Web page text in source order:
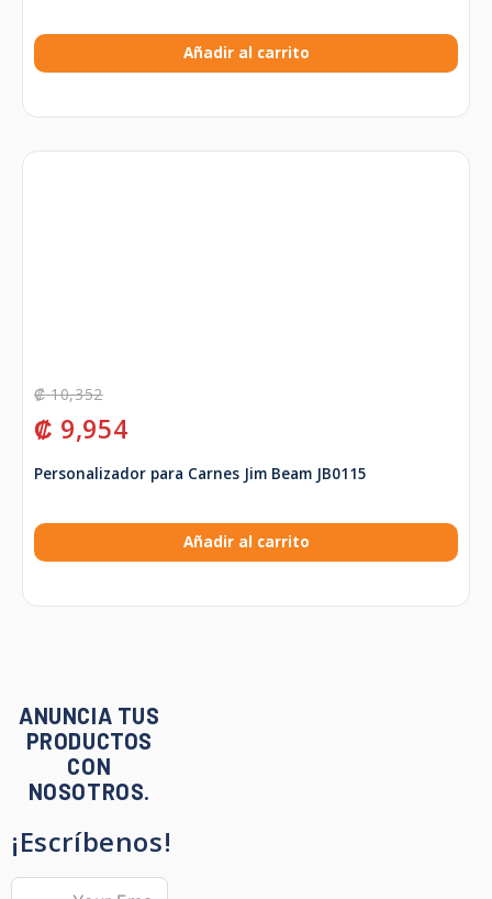
Añadir al carrito
₡10,352
₡ 9,954
Personalizador para Carnes Jim Beam JB0115
Añadir al carrito
ANUNCIA TUS
PRODUCTOS
CON
NOSOTROS.
¡Escríbenos!